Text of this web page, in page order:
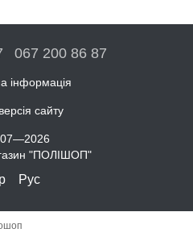
067 200 86 87
інформація
сайту
"ПОЛІШОП"
Рус